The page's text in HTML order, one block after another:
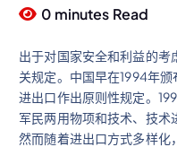
0 minutes Read
出于对国家安全和利益的考
关规定。中国早在1994年
进出口作出原则性规定。
军民两用物项和技术、技术
然而随着进出口方式多样化